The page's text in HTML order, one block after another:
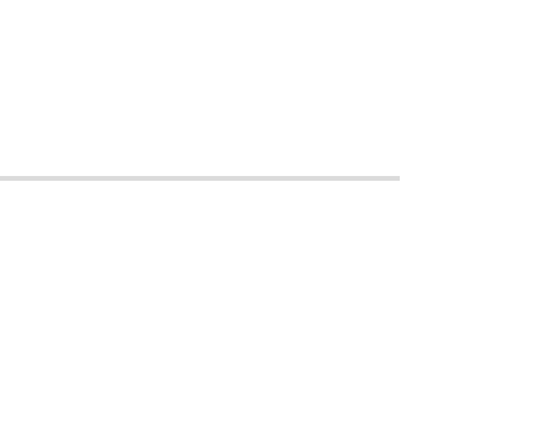
MAY NOT APPLY TO YOU.
VARY FROM STATE TO
OR THAT THE OPERATION
THEIR
INTERRUPTION OR OTHER
USE THEREOF OR INABILITY TO
DEALERS OR
OR LEGAL JURISDICTIONS DO
OR PERSONAL
LIMITATION OR EXCLUSION MAY